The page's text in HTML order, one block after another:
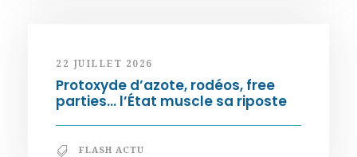
22 JUILLET 2026
Protoxyde d’azote, rodéos, free
parties… l’État muscle sa riposte
FLASH ACTU